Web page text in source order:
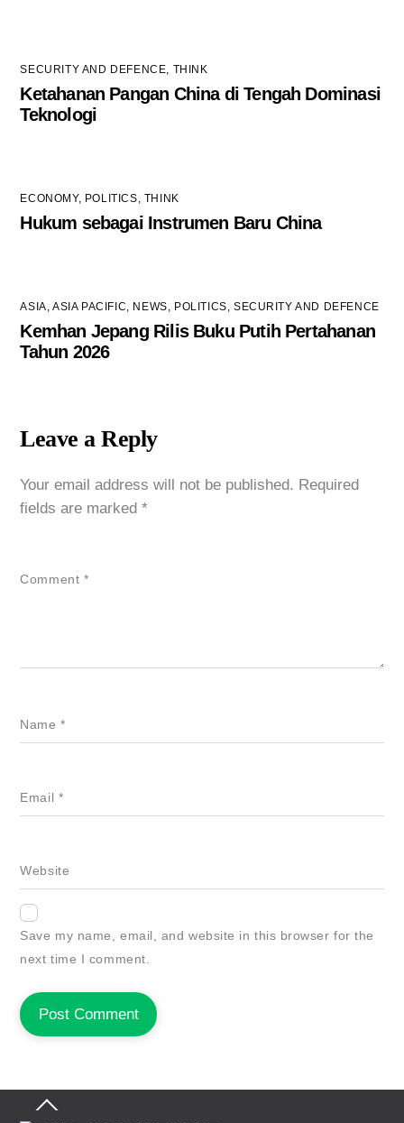
SECURITY AND DEFENCE, THINK
Ketahanan Pangan China di Tengah Dominasi
Teknologi
ECONOMY, POLITICS, THINK
Hukum sebagai Instrumen Baru China
ASIA, ASIA PACIFIC, NEWS, POLITICS, SECURITY AND DEFENCE
Kemhan Jepang Rilis Buku Putih Pertahanan
Tahun 2026
Leave a Reply
Your email address will not be published. Required
fields are marked*
Comment *
Name*
Email *
Website
Save my name, email, and website in this browser for the
next time I comment.
Back